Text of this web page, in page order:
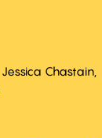
Jessica Chastain